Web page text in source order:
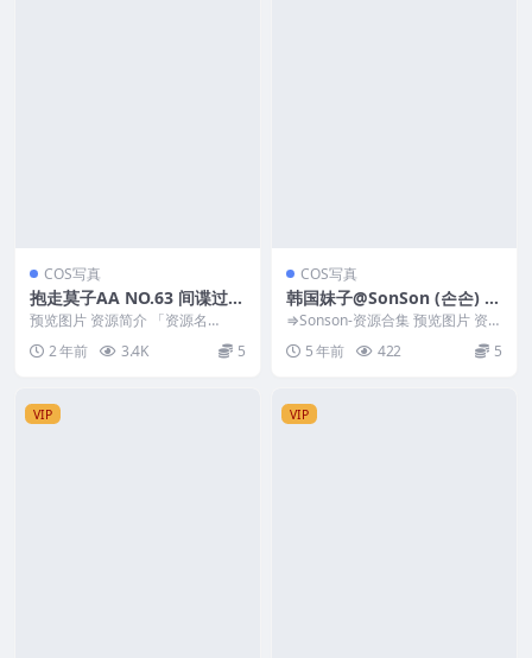
COS写真
抱走莫子AA NO.63 间谍过家
家 约尔太太 [52P18V-1.42G
B]
预览图片 资源简介 「资源名
称」：抱走莫子AA NO.63 间谍过
家家 约尔太太...
2 年前 3.4K 5
COS写真
韩国妹子@SonSon (손손) 1
5 – [DJAWA] Sheer Qipao G
irl[45P-492MB]
⇒Sonson-资源合集 预览图片 资源
简介 「资源名称」：韩国妹子@S
onso...
5 年前 422 5
VIP VIP